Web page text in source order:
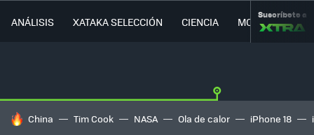
ANÁLISIS XATAKA SELECCIÓN CIENCIA MOVILIDAD
Suscríbete a
HOY SE HABLA DE
China Tim Cook NASA Ola de calor iPhone 18